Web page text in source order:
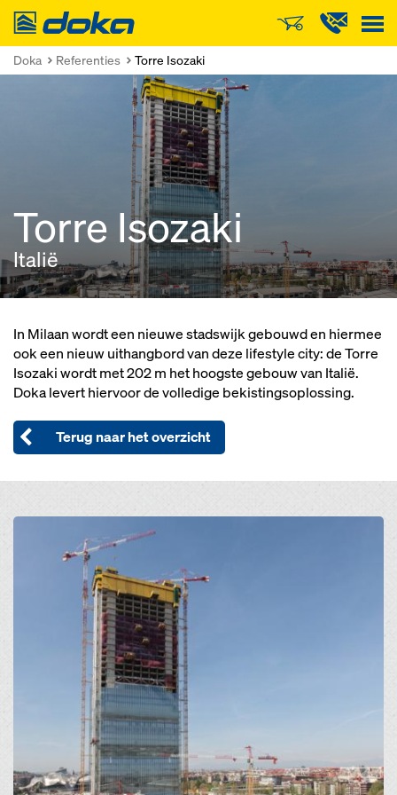
Doka
Doka Referenties Torre Isozaki
Torre Isozaki
Italië
In Milaan wordt een nieuwe stadswijk gebouwd en hiermee
ook een nieuw uithangbord van deze lifestyle city: de Torre
Isozaki wordt met 202 m het hoogste gebouw van Italië.
Doka levert hiervoor de volledige bekistingsoplossing.
Terug naar het overzicht
Open